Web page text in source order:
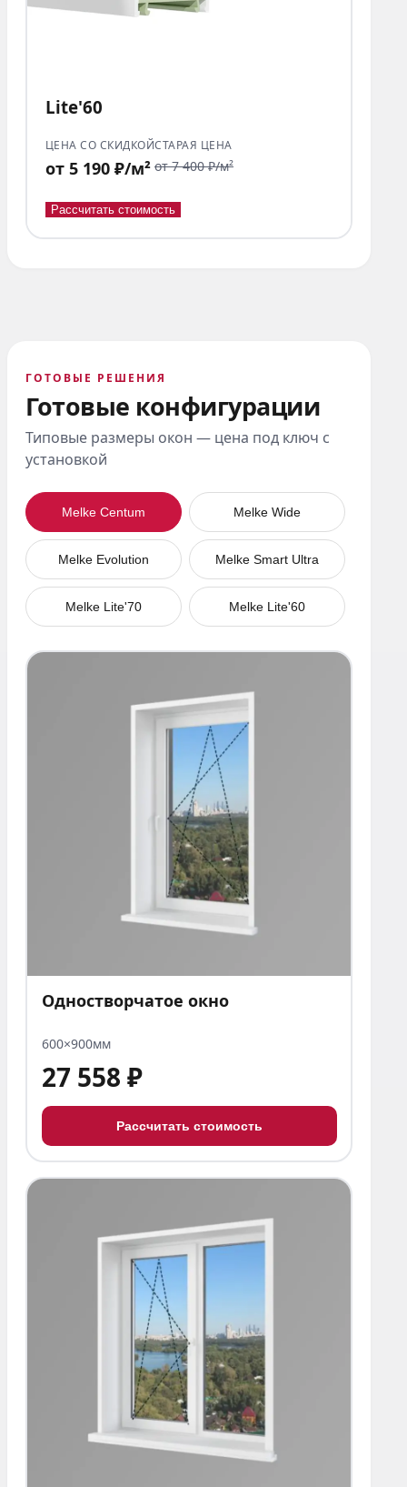
Lite'60
ЦЕНА СО СКИДКОЙ
от 5 190 ₽/м²
СТАРАЯ ЦЕНА
от 7 400 ₽/м²
Рассчитать стоимость
ГОТОВЫЕ РЕШЕНИЯ
Готовые конфигурации
Типовые размеры окон — цена под ключ с
установкой
Melke Centum Melke Wide
Melke Evolution Melke Smart Ultra
Melke Lite'70 Melke Lite'60
Одностворчатое окно
600×900мм
27 558 ₽
Рассчитать стоимость